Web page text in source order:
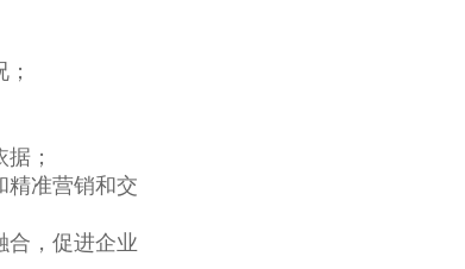
；
精准营销和交
合，促进企业